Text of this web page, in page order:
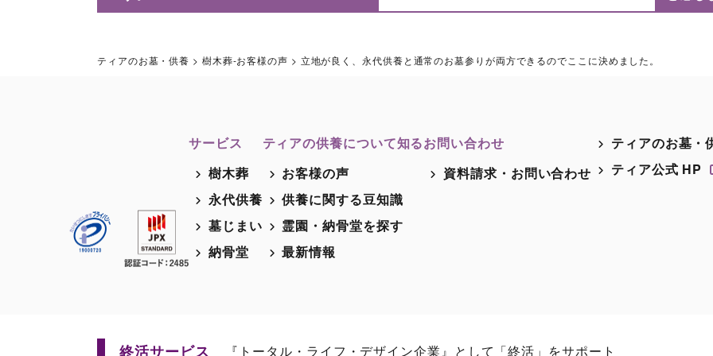
ティアのお墓・供養 > 樹木葬-お客様の声 > 立地が良く、永代供養と通常のお墓参りが両方できるのでここに決めました。
サービス
樹木葬
永代供養
墓じまい
納骨堂
ティアの供養について知る
お客様の声
供養に関する豆知識
霊園・納骨堂を探す
最新情報
お問い合わせ
資料請求・お問い合わせ
ティアのお墓・
ティア公式 HP
終活サービス 『トータル・ライフ・デザイン企業』として「終活」をサポート